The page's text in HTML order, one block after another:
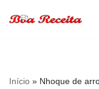
conteúdo
Início » Nhoque de